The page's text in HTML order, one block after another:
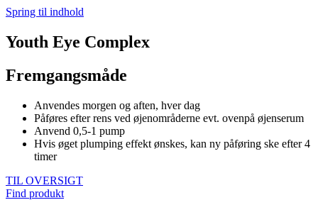
Spring til indhold
Youth Eye Complex
Fremgangsmåde
Anvendes morgen og aften, hver dag
Påføres efter rens ved øjenområderne evt. ovenpå øjenserum
Anvend 0,5-1 pump
Hvis øget plumping effekt ønskes, kan ny påføring ske efter 4
timer
TIL OVERSIGT
Find produkt